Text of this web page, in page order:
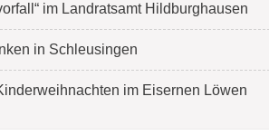
im Landratsamt Hildburghausen
in Schleusingen
im Eisernen Löwen